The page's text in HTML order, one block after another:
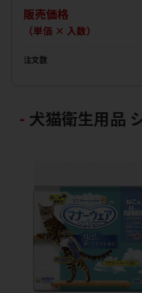
販売価格
（単価 × 入数）
注文数
犬猫衛生用品